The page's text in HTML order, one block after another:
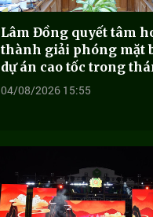
Lâm Đồng quyết tâm
thành giải phóng mặt
dự án cao tốc trong
04/08/2026 15:55